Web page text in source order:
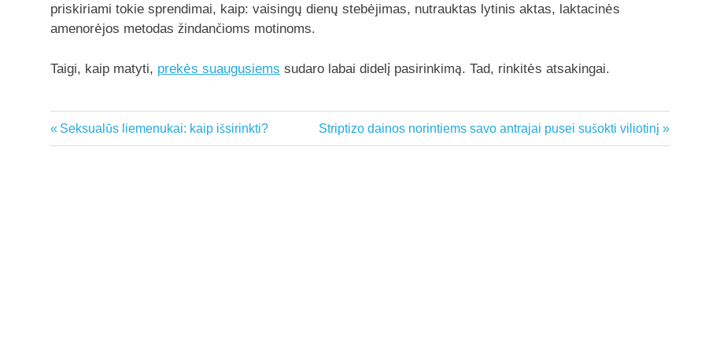
priskiriami tokie sprendimai, kaip: vaisingų dienų stebėjimas, nutrauktas lytinis aktas, laktacinės
amenorėjos metodas žindančioms motinoms.
Taigi, kaip matyti, prekės suaugusiems sudaro labai didelį pasirinkimą. Tad, rinkitės atsakingai.
Navigacija
Previous
Post:
Seksualūs liemenukai: kaip išsirinkti?
Next
Post:
Striptizo dainos norintiems savo antrajai pusei sušokti viliotinį